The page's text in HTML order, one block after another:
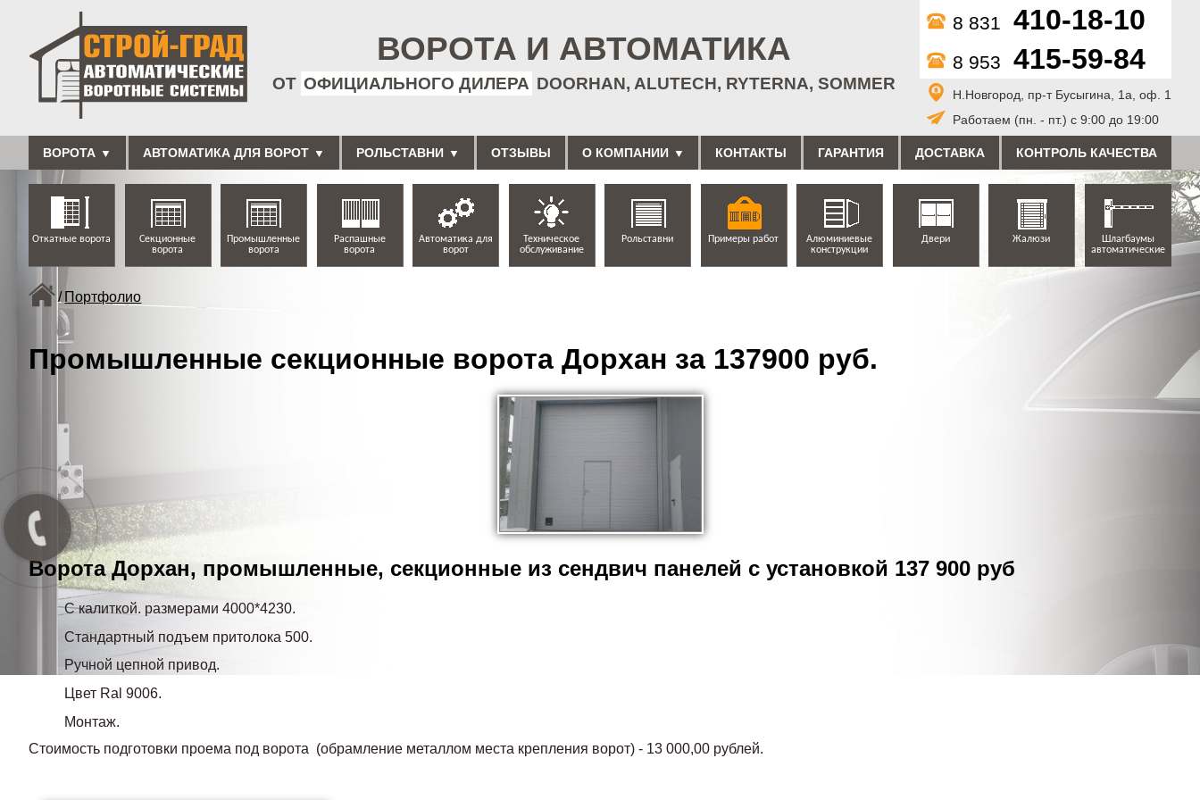
ВОРОТА И АВТОМАТИКА
ОТ ОФИЦИАЛЬНОГО ДИЛЕРА DOORHAN, ALUTECH, RYTERNA, SOMMER
8 831 410-18-10
8 953 415-59-84
Н.Новгород, пр-т Бусыгина, 1а, оф. 1
Работаем (пн. - пт.) с 9:00 до 19:00
ВОРОТА АВТОМАТИКА ДЛЯ ВОРОТ РОЛЬСТАВНИ ОТЗЫВЫ О КОМПАНИИ КОНТАКТЫ ГАРАНТИЯ ДОСТАВКА КОНТРОЛЬ КАЧЕСТВА
Откатные ворота
Секционные
ворота
Промышленные
ворота
Распашные
ворота
Автоматика для
ворот
Техническое
обслуживание
Рольставни Примеры работ
Алюминиевые
конструкции
Двери Жалюзи
Шлагбаумы
автоматические
/ Портфолио
Промышленные секционные ворота Дорхан за 137900 руб.
Ворота Дорхан, промышленные, секционные из сендвич панелей с установкой 137 900 руб
С калиткой. размерами 4000*4230.
Стандартный подъем притолока 500.
Ручной цепной привод.
Цвет Ral 9006.
Монтаж.
Стоимость подготовки проема под ворота (обрамление металлом места крепления ворот) - 13 000,00 рублей.